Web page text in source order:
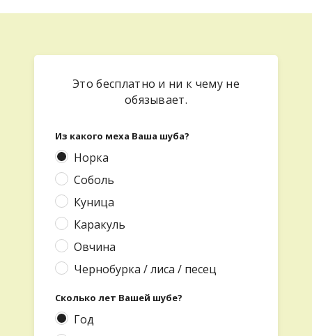
Это бесплатно и ни к чему не
обязывает.
Из какого меха Ваша шуба?
Норка
Соболь
Куница
Каракуль
Овчина
Чернобурка / лиса / песец
Сколько лет Вашей шубе?
Год